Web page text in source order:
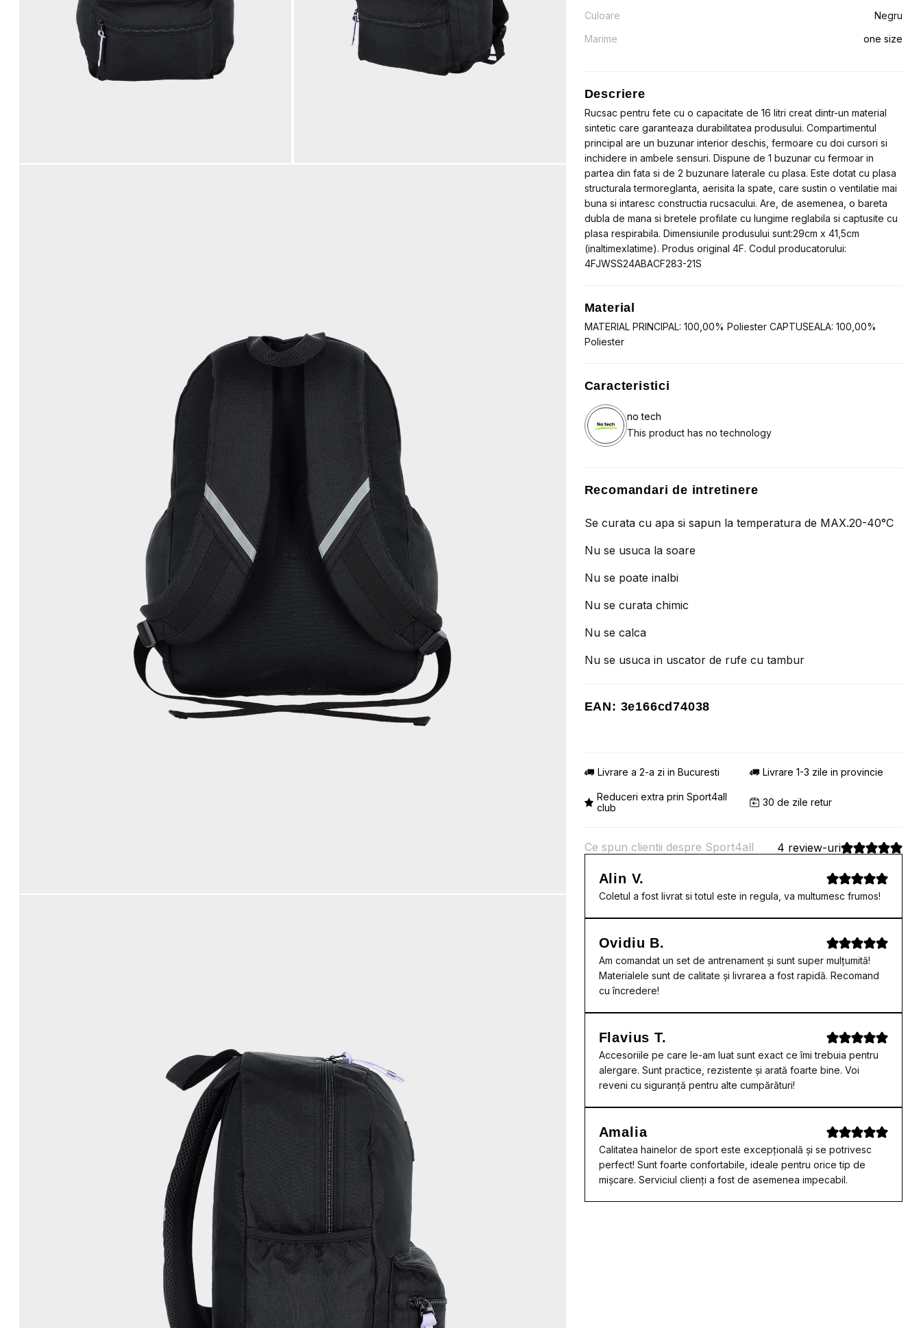
Culoare
Negru
Marime
one size
Descriere
Rucsac pentru fete cu o capacitate de 16 litri creat dintr-un material
sintetic care garanteaza durabilitatea produsului. Compartimentul
principal are un buzunar interior deschis, fermoare cu doi cursori si
inchidere in ambele sensuri. Dispune de 1 buzunar cu fermoar in
partea din fata si de 2 buzunare laterale cu plasa. Este dotat cu plasa
structurala termoreglanta, aerisita la spate, care sustin o ventilatie mai
buna si intaresc constructia rucsacului. Are, de asemenea, o bareta
dubla de mana si bretele profilate cu lungime reglabila si captusite cu
plasa respirabila. Dimensiunile produsului sunt:29cm x 41,5cm
(inaltimexlatime). Produs original 4F. Codul producatorului:
4FJWSS24ABACF283-21S
Material
MATERIAL PRINCIPAL: 100,00% Poliester CAPTUSEALA: 100,00%
Poliester
Caracteristici
no tech
This product has no technology
Recomandari de intretinere
Se curata cu apa si sapun la temperatura de MAX.20-40°C
Nu se usuca la soare
Nu se poate inalbi
Nu se curata chimic
Nu se calca
Nu se usuca in uscator de rufe cu tambur
EAN: 3e166cd74038
Livrare a 2-a zi in Bucuresti Livrare 1-3 zile in provincie
Reduceri extra prin Sport4all
club
30 de zile retur
Ce spun clientii despre Sport4all 4 review-uri
Alin V.
Coletul a fost livrat si totul este in regula, va multumesc frumos!
Ovidiu B.
Am comandat un set de antrenament și sunt super mulțumită!
Materialele sunt de calitate și livrarea a fost rapidă. Recomand
cu încredere!
Flavius T.
Accesoriile pe care le-am luat sunt exact ce îmi trebuia pentru
alergare. Sunt practice, rezistente și arată foarte bine. Voi
reveni cu siguranță pentru alte cumpărături!
Amalia
Calitatea hainelor de sport este excepțională și se potrivesc
perfect! Sunt foarte confortabile, ideale pentru orice tip de
mișcare. Serviciul clienți a fost de asemenea impecabil.